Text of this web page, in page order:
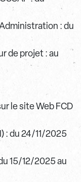
: du
de projet : au
le site Web FCD
: du 24/11/2025
15/12/2025 au